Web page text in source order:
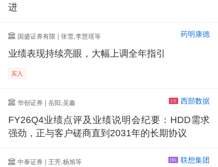
进
国盛证券有限 | 张雪,李慧瑶等 药明康德
业绩表现持续亮眼，大幅上调全年指引
买入
华创证券 | 岳阳,吴鑫 US 西部数据
FY26Q4业绩点评及业绩说明会纪要：HDD需求
强劲，正与客户磋商直到2031年的长期协议
中泰证券 | 王芳,杨旭等 HK 联想集团